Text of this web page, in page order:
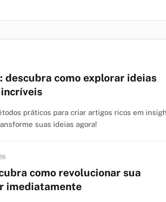
descubra como explorar ideias
práticos para criar artigos ricos em
suas ideias agora!
como revolucionar sua
imediatamente